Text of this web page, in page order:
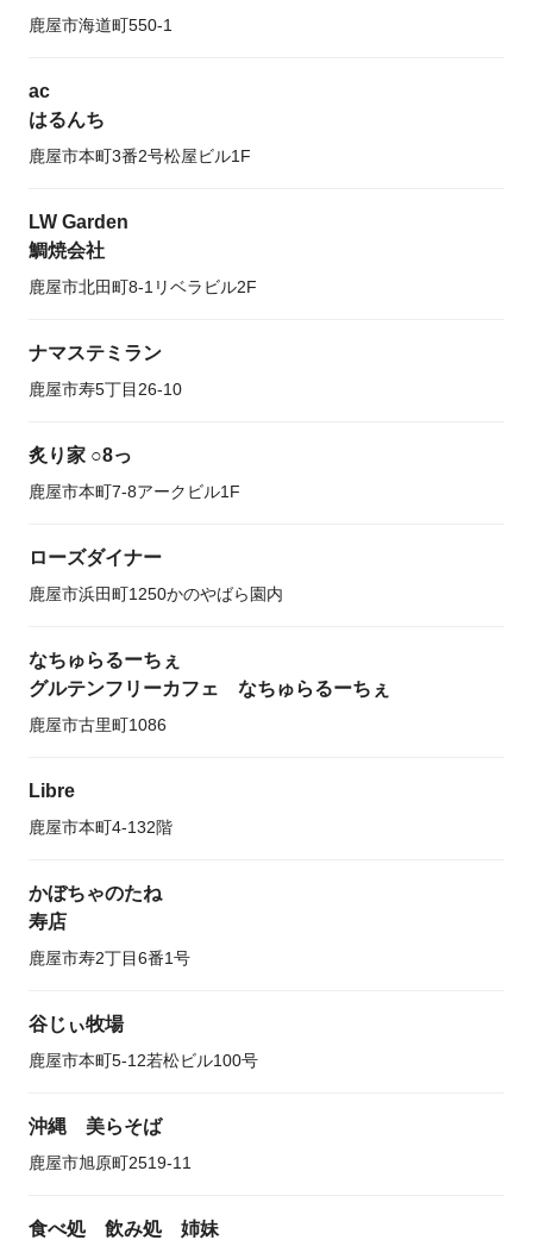
鹿屋市海道町550-1
ac
はるんち
鹿屋市本町3番2号松屋ビル1F
LW Garden
鯛焼会社
鹿屋市北田町8-1リベラビル2F
ナマステミラン
鹿屋市寿5丁目26-10
炙り家 ○8っ
鹿屋市本町7-8アークビル1F
ローズダイナー
鹿屋市浜田町1250かのやばら園内
なちゅらるーちぇ
グルテンフリーカフェ なちゅらるーちぇ
鹿屋市古里町1086
Libre
鹿屋市本町4-132階
かぼちゃのたね
寿店
鹿屋市寿2丁目6番1号
谷じぃ牧場
鹿屋市本町5-12若松ビル100号
沖縄 美らそば
鹿屋市旭原町2519-11
食べ処 飲み処 姉妹